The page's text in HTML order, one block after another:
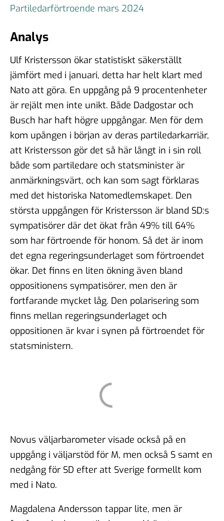
Partiledarförtroende mars 2024
Analys
Ulf Kristersson ökar statistiskt säkerställt
jämfört med i januari, detta har helt klart med
Nato att göra. En uppgång på 9 procentenheter
är rejält men inte unikt. Både Dadgostar och
Busch har haft högre uppgångar. Men för dem
kom upången i början av deras partiledarkarriär,
att Kristersson gör det så här långt in i sin roll
både som partiledare och statsminister är
anmärkningsvärt, och kan som sagt förklaras
med det historiska Natomedlemskapet. Den
största uppgången för Kristersson är bland SD:s
sympatisörer där det ökat från 49% till 64%
som har förtroende för honom. Så det är inom
det egna regeringsunderlaget som förtroendet
ökar. Det finns en liten ökning även bland
oppositionens sympatisörer, men den är
fortfarande mycket låg. Den polarisering som
finns mellan regeringsunderlaget och
oppositionen är kvar i synen på förtroendet för
statsministern.
Novus väljarbarometer visade också på en
uppgång i väljarstöd för M, men också S samt en
nedgång för SD efter att Sverige formellt kom
med i Nato.
Magdalena Andersson tappar lite, men är